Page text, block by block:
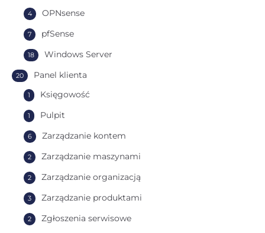
OPNsense
4
pfSense
7
Windows Server
18
Panel klienta
20
Księgowość
1
Pulpit
1
Zarządzanie kontem
6
Zarządzanie maszynami
2
Zarządzanie organizacją
2
Zarządzanie produktami
3
Zgłoszenia serwisowe
2